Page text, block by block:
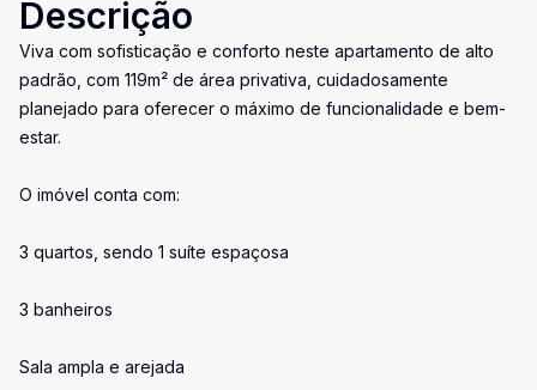
Descrição
Viva com sofisticação e conforto neste apartamento de alto
padrão, com 119m² de área privativa, cuidadosamente
planejado para oferecer o máximo de funcionalidade e bem-
estar.
O imóvel conta com:
3 quartos, sendo 1 suíte espaçosa
3 banheiros
Sala ampla e arejada